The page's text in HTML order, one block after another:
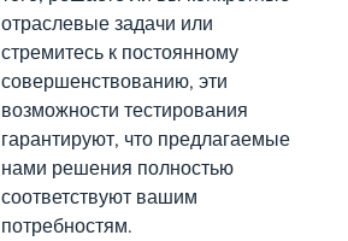
отраслевые задачи или
стремитесь к постоянному
совершенствованию, эти
возможности тестирования
гарантируют, что предлагаемые
нами решения полностью
соответствуют вашим
потребностям.